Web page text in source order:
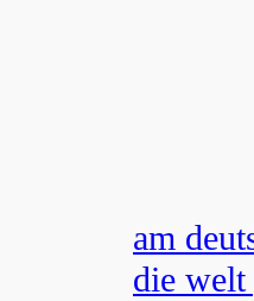
am
die welt